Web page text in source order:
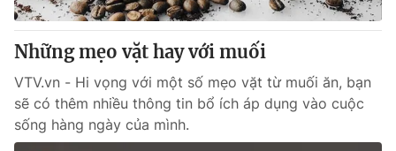
Những mẹo vặt hay với muối
VTV.vn - Hi vọng với một số mẹo vặt từ muối ăn, bạn
sẽ có thêm nhiều thông tin bổ ích áp dụng vào cuộc
sống hàng ngày của mình.